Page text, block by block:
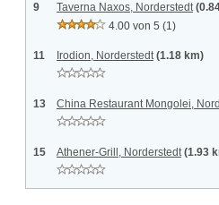
9 Taverna Naxos, Norderstedt
4.00 von 5 (1)
11 Irodion, Norderstedt (1.18 km)
13 China Restaurant Mongolei,
15 Athener-Grill, Norderstedt (1.93